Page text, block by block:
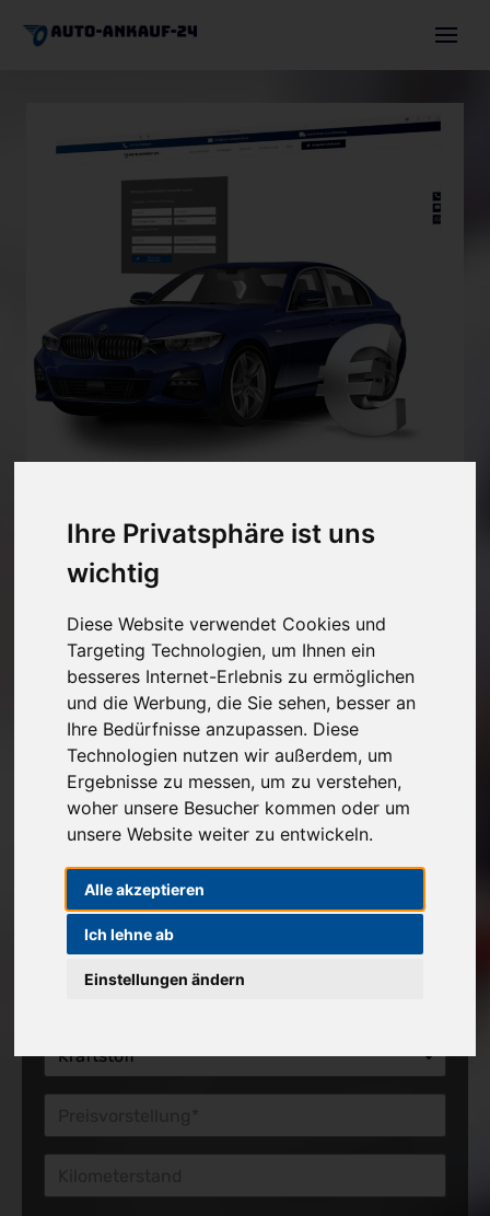
Ihre Privatsphäre ist uns
wichtig
Diese Website verwendet Cookies und
Targeting Technologien, um Ihnen ein
besseres Internet-Erlebnis zu ermöglichen
und die Werbung, die Sie sehen, besser an
Ihre Bedürfnisse anzupassen. Diese
Technologien nutzen wir außerdem, um
Ergebnisse zu messen, um zu verstehen,
woher unsere Besucher kommen oder um
unsere Website weiter zu entwickeln.
Alle akzeptieren
Ich lehne ab
Einstellungen ändern
Autoexport
Angebot einholen
+491744630036
info@auto-ankauf-24.de
Unverbindlichen Verkaufspreis anfragen
2
Angaben zu Ihrem Fahrzeug
Marke*
Modell
Erstzulassung